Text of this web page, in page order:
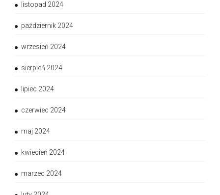
listopad 2024
październik 2024
wrzesień 2024
sierpień 2024
lipiec 2024
czerwiec 2024
maj 2024
kwiecień 2024
marzec 2024